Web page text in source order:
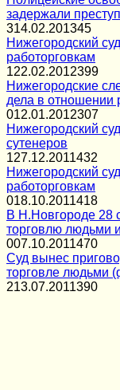
задержали
314.02.201345
Нижегородский
работорговкам
122.02.2012399
Нижегородские
дела в отношении
012.01.2012307
Нижегородский
сутенеров
127.12.2011432
Нижегородский
работорговкам
018.10.2011418
В Н.Новгороде 28
торговлю людьми
007.10.2011470
Суд вынес
торговле людьми
213.07.2011390